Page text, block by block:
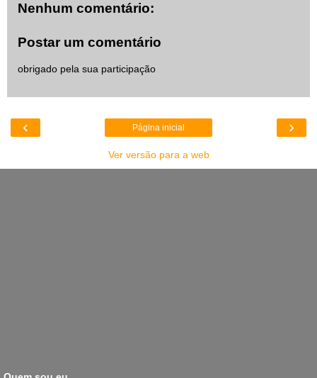
Nenhum comentário:
Postar um comentário
obrigado pela sua participação
‹ ›
Página inicial
Ver versão para a web